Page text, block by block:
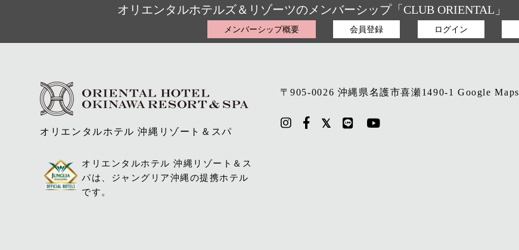
オリエンタルホテルズ＆リゾーツの メンバーシップ「CLUB ORIENTAL」
メンバーシップ概要 会員登録 ログイン
オリエンタルホテル 沖縄リゾート＆スパ
オリエンタルホテル 沖縄リゾート＆ス
パは、ジャングリア沖縄の提携ホテル
です。
〒905-0026 沖縄県名護市喜瀬1490-1 Google Maps